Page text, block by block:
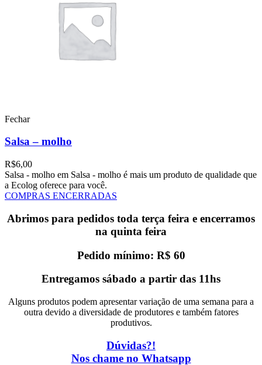
Fechar
Salsa – molho
R$6,00
Salsa - molho em Salsa - molho é mais um produto de qualidade que
a Ecolog oferece para você.
COMPRAS ENCERRADAS
Abrimos para pedidos toda terça feira e encerramos
na quinta feira
Pedido mínimo: R$ 60
Entregamos sábado a partir das 11hs
Alguns produtos podem apresentar variação de uma semana para a
outra devido a diversidade de produtores e também fatores
produtivos.
Dúvidas?!
Nos chame no Whatsapp